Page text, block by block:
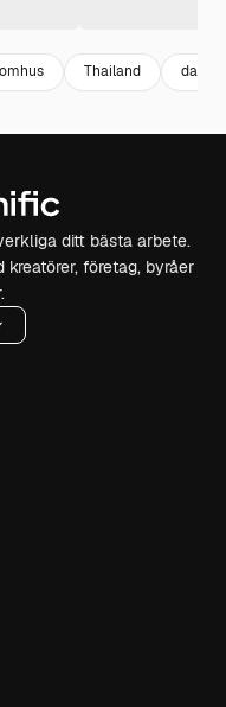
Thailand dag
ditt bästa arbete.
kreatörer, företag, byråer